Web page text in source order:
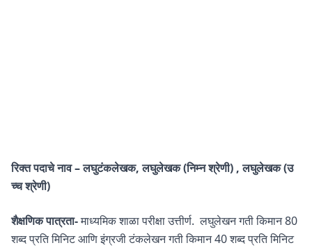
रिक्त पदाचे नाव – लघुटंकलेखक, लघुलेखक (निम्न श्रेणी) , लघुलेखक (उ
च्च श्रेणी)
शैक्षणिक पात्रता-माध्यमिक शाळा परीक्षा उत्तीर्ण. लघुलेखन गती किमान 80
शब्द प्रति मिनिट आणि इंग्रजी टंकलेखन गती किमान 40 शब्द प्रति मिनिट